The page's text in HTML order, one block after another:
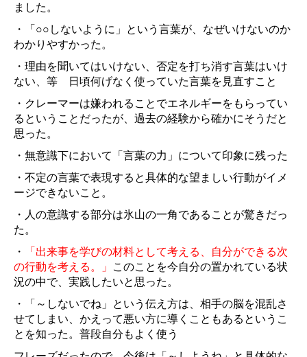
ました。
・「○○しないように」という言葉が、なぜいけないのか
わかりやすかった。
・理由を聞いてはいけない、否定を打ち消す言葉はいけ
ない、等 日頃何げなく使っていた言葉を見直すこと
・クレーマーは嫌われることでエネルギーをもらってい
るということだったが、過去の経験から確かにそうだと
思った。
・無意識下において「言葉の力」について印象に残った
・不定の言葉で表現すると具体的な望ましい行動がイメ
ージできないこと。
・人の意識する部分は氷山の一角であることが驚きだっ
た。
・
「出来事を学びの材料として考える、自分ができる次
の行動を考える。」
このことを今自分の置かれている状
況の中で、実践したいと思った。
・「～しないでね」という伝え方は、相手の脳を混乱さ
せてしまい、かえって悪い方に導くこともあるというこ
とを知った。普段自分もよく使う